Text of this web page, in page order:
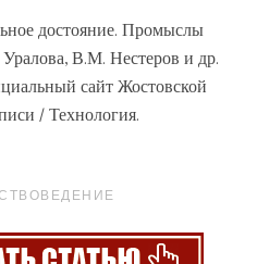
достояние. Промыслы
В.М. Нестеров и др.
сайт Жостовской
/ Технология.